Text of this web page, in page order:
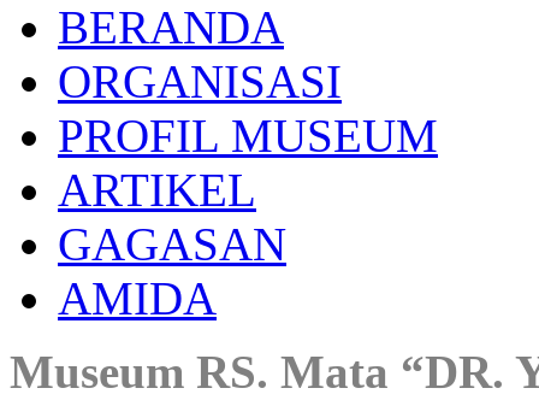
BERANDA
ORGANISASI
PROFIL MUSEUM
ARTIKEL
GAGASAN
AMIDA
Museum RS. Mata “DR.